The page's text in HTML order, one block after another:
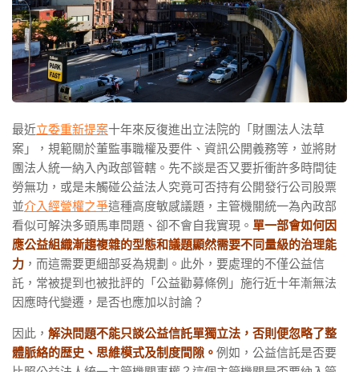
最近立委重新提案十年來反復進出立法院的「財團法人法草
案」，規範關於董監事職權及要件、資訊公開義務等，並將財
團法人統一納入內政部管轄。先不談是否又要折衝許多時間徒
勞無功，或是未觸碰公益法人究竟可否持有公開發行公司股票
並介入經營權之爭這種高度敏感議題，主管機關統一為內政部
看似可解決多頭馬車問題、卻不會自我實現。 單一部會如何因
應公益組織漸趨複雜的型態和議題顯然需要不同量級的治理能
力 ，而這需要更細部妥為規劃。此外，要處理的不僅公益信
託，常被提到也被批評的「公益勸募條例」施行近十年漸無法
因應時代變遷，是否也應加以討論？
因此， 解決問題不能只談公益信託單獨立法，否則便忽略了整
體脈絡的歴史、思維模式及制度間隙。 例如，公益信託是否要